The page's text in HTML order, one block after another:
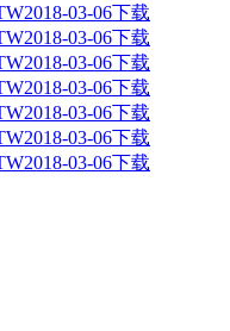
2018-03-06下载
2018-03-06下载
2018-03-06下载
2018-03-06下载
2018-03-06下载
2018-03-06下载
2018-03-06下载